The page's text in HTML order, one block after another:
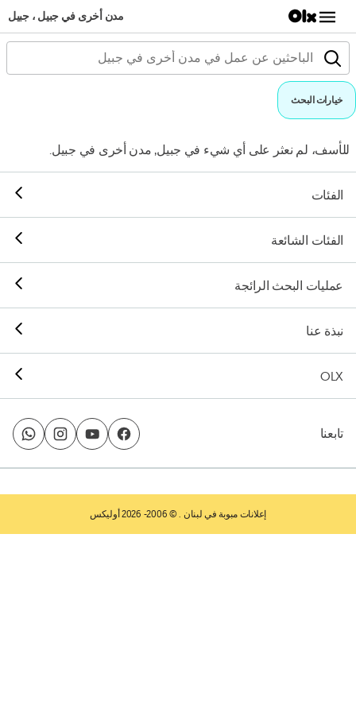
مدن أخرى في جبيل ، جبيل
خيارات البحث
للأسف، لم نعثر على أي شيء في جبيل, مدن أخرى في جبيل.
الفئات
الفئات الشائعة
عمليات البحث الرائجة
نبذة عنا
OLX
تابعنا
إعلانات مبوبة في لبنان . © 2006- 2026 أوليكس